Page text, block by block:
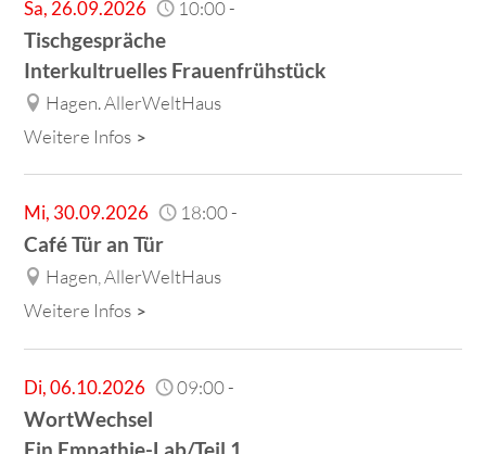
Sa, 26.09.2026 10:00-
Tischgespräche
Interkultruelles Frauenfrühstück
Hagen. AllerWeltHaus
Weitere Infos
Mi, 30.09.2026 18:00-
Café Tür an Tür
Hagen, AllerWeltHaus
Weitere Infos
Di,06.10.2026 09:00-
WortWechsel
Ein Empathie-Lab/Teil 1